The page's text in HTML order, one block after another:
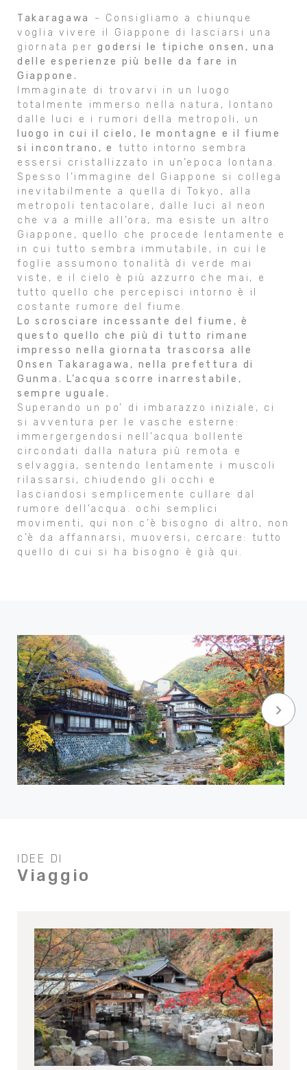
Takaragawa
- Consigliamo a chiunque
voglia vivere il Giappone di lasciarsi una
giornata pergodersi le tipiche onsen, una
delle esperienze più belle da fare in
Giappone.
Immaginate di trovarvi in un luogo
totalmente immerso nella natura, lontano
dalle luci e i rumori della metropoli, un
luogo in cui il cielo, le montagne e il fiume
si incontrano, e
tutto intorno sembra
essersi cristallizzato in un’epoca lontana.
Spesso l’immagine del Giappone si collega
inevitabilmente a quella di Tokyo, alla
metropoli tentacolare, dalle luci al neon
che va a mille all’ora, ma esiste un altro
Giappone, quello che procede lentamente e
in cui tutto sembra immutabile, in cui le
foglie assumono tonalità di verde mai
viste, e il cielo è più azzurro che mai, e
tutto quello che percepisci intorno è il
costante rumore del fiume.
Lo scrosciare incessante del fiume, è
questo quello che più di tutto rimane
impresso nella giornata trascorsa alle
Onsen Takaragawa, nella prefettura di
Gunma. L’acqua scorre inarrestabile,
sempre uguale.
Superando un po’ di imbarazzo iniziale, ci
si avventura per le vasche esterne:
immergergendosi nell’acqua bollente
circondati dalla natura più remota e
selvaggia, sentendo lentamente i muscoli
rilassarsi, chiudendo gli occhi e
lasciandosi semplicemente cullare dal
rumore dell’acqua. ochi semplici
movimenti, qui non c’è bisogno di altro, non
c’è da affannarsi, muoversi, cercare: tutto
quello di cui si ha bisogno è già qui.
keyboard_arrow_right
IDEE DI
Viaggio